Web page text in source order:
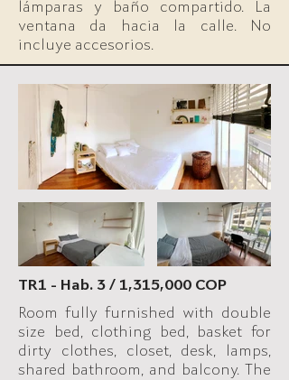
lámparas y baño compartido. La
ventana da hacia la calle. No
incluye accesorios.
TR1 - Hab. 3 / 1,315,000 COP
Room fully furnished with double
size bed, clothing bed, basket for
dirty clothes, closet, desk, lamps,
shared bathroom, and balcony. The